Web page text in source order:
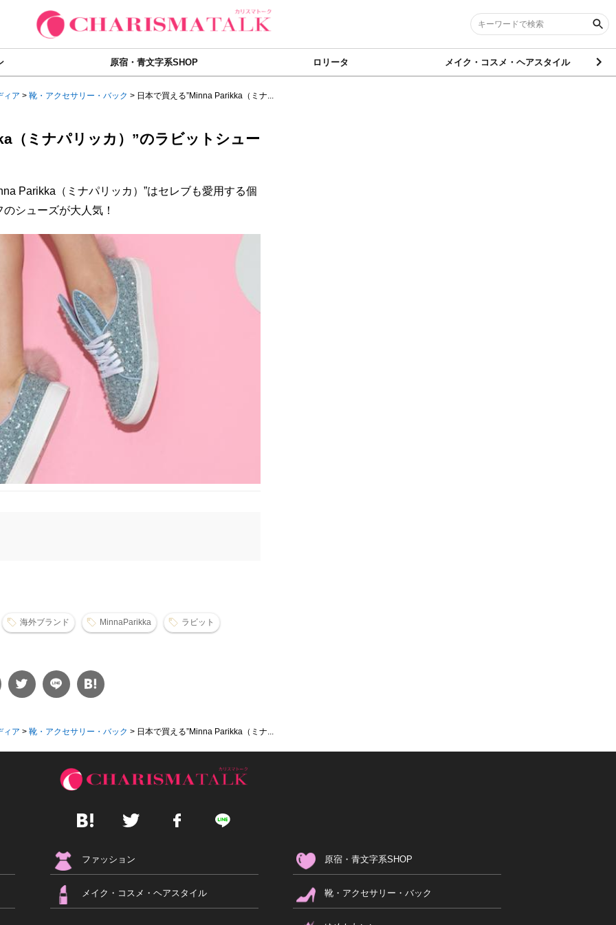
原宿・青文字系SHOP ロリータ メイク・コスメ・ヘアスタイル
ィア > 靴・アクセサリー・バック > 日本で買える”Minna Parikka（ミナ...
（ミナパリッカ）”のラビットシュー
Parikka（ミナパリッカ）”はセレブも愛用する個
シューズが大人気！
海外ブランド MinnaParikka ラビット
ィア > 靴・アクセサリー・バック > 日本で買える”Minna Parikka（ミナ...
ファッション 原宿・青文字系SHOP
メイク・コスメ・ヘアスタイル 靴・アクセサリー・バック